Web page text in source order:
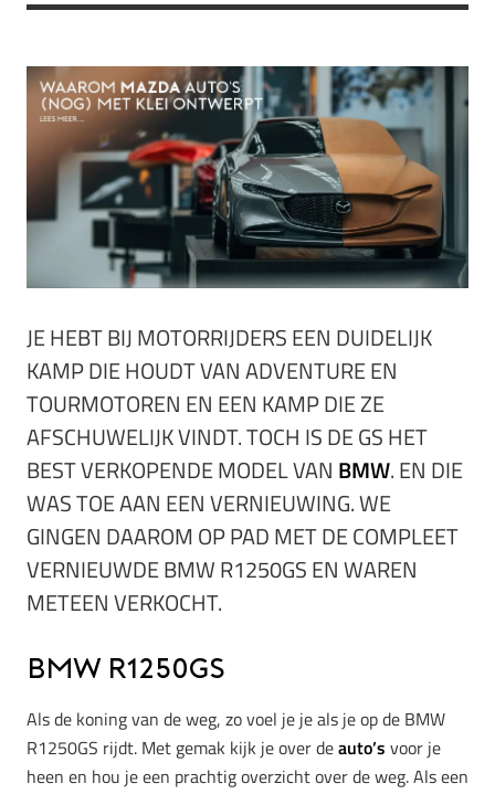
JE HEBT BIJ MOTORRIJDERS EEN DUIDELIJK
KAMP DIE HOUDT VAN ADVENTURE EN
TOURMOTOREN EN EEN KAMP DIE ZE
AFSCHUWELIJK VINDT. TOCH IS DE GS HET
BEST VERKOPENDE MODEL VAN BMW. EN DIE
WAS TOE AAN EEN VERNIEUWING. WE
GINGEN DAAROM OP PAD MET DE COMPLEET
VERNIEUWDE BMW R1250GS EN WAREN
METEEN VERKOCHT.
BMW R1250GS
Als de koning van de weg, zo voel je je als je op de BMW
R1250GS rijdt. Met gemak kijk je over deauto’s voor je
heen en hou je een prachtig overzicht over de weg. Als een